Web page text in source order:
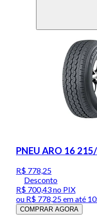
PNEU ARO 16
R$ 778,25
Desconto
R$ 700,43no PIX
ou R$ 778,25em até
COMPRAR AGORA